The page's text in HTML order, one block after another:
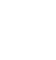
างๆ มาให้เลื
Marriott
ละอาหารทะ
น ถนนสุรวง